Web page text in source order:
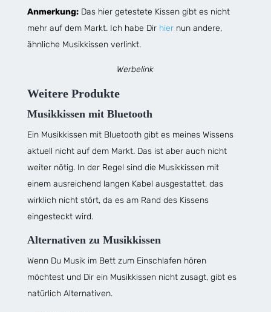
Anmerkung:Das hier getestete Kissen gibt es nicht
mehr auf dem Markt. Ich habe Dir hiernun andere,
ähnliche Musikkissen verlinkt.
Werbelink
Weitere Produkte
Musikkissen mit Bluetooth
Ein Musikkissen mit Bluetooth gibt es meines Wissens
aktuell nicht auf dem Markt. Das ist aber auch nicht
weiter nötig. In der Regel sind die Musikkissen mit
einem ausreichend langen Kabel ausgestattet, das
wirklich nicht stört, da es am Rand des Kissens
eingesteckt wird.
Alternativen zu Musikkissen
Wenn Du Musik im Bett zum Einschlafen hören
möchtest und Dir ein Musikkissen nicht zusagt, gibt es
natürlich Alternativen.